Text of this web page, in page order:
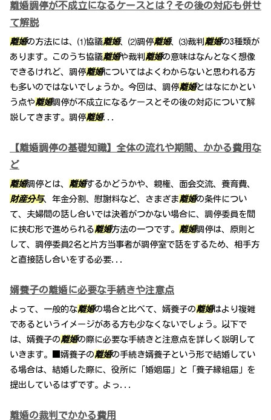
離婚調停が不成立になるケースとは？その後の対応も併せ
て解説
離婚の方法には、⑴協議離婚、⑵調停離婚、⑶裁判 離婚の3種類が
あります。このうち協議離婚や裁判 離婚の意味はなんとなく想像
できるけれど、調停離婚についてはよくわからないと思われる方
も多いのではないでしょうか。今回は、調停離婚とはなにかとい
う点や離婚調停が不成立になるケースとその後の対応について解
説してきます。調停離婚...
【離婚調停の基礎知識】全体の流れや期間、かかる費用な
ど
離婚調停とは、 離婚するかどうかや、親権、面会交流、養育費、
財産分与、年金分割、慰謝料など、さまざま離婚の条件につい
て、夫婦間の話し合いでは決着がつかない場合に、調停委員を間
に挟む形で進められる離婚方法の一つです。 離婚調停は、原則と
して、調停委員2名と片方当事者が調停室で話をするため、相手方
と直接話し合いをする必要...
婿養子の離婚に必要な手続きや注意点
よって、一般的な離婚の場合と比べて、婿養子の離婚はより複雑
であるというイメージがある方も少なくないでしょう。以下で
は、婿養子の離婚の際に必要な手続きと注意点を詳しく説明して
いきます。■婿養子の離婚の手続き婿養子という形で結婚してい
る場合は、結婚した際に、役所に「婚姻届」と「養子縁組届」を
提出しているはずです。よっ...
離婚の裁判でかかる費用